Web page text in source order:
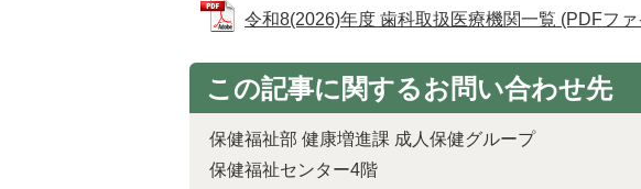
令和8(2026)年度 歯科取扱医療機関一覧 (PDFフ
この記事に関するお問い合わせ先
保健福祉部 健康増進課 成人保健グループ
保健福祉センター4階